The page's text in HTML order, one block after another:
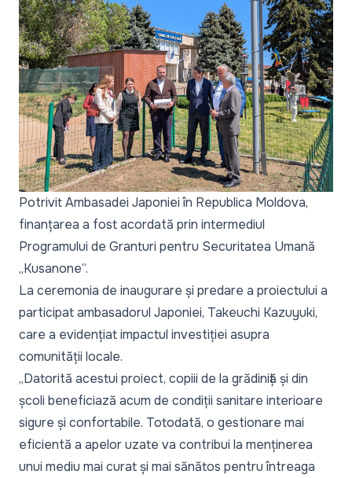
Potrivit Ambasadei Japoniei în Republica Moldova,
finanțarea a fost acordată prin intermediul
Programului de Granturi pentru Securitatea Umană
„Kusanone”.
La ceremonia de inaugurare și predare a proiectului a
participat ambasadorul Japoniei, Takeuchi Kazuyuki,
care a evidențiat impactul investiției asupra
comunității locale.
„Datorită acestui proiect, copiii de la grădiniță și din
școli beneficiază acum de condiții sanitare interioare
sigure și confortabile. Totodată, o gestionare mai
eficientă a apelor uzate va contribui la menținerea
unui mediu mai curat și mai sănătos pentru întreaga